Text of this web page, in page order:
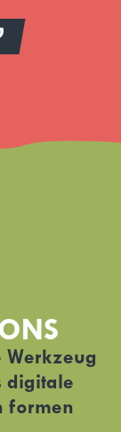
digitale
formen